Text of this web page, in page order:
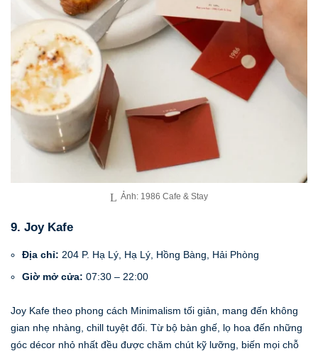
Ảnh: 1986 Cafe & Stay
9. Joy Kafe
Địa chỉ: 204 P. Hạ Lý, Hạ Lý, Hồng Bàng, Hải Phòng
Giờ mở cửa: 07:30 – 22:00
Joy Kafe theo phong cách Minimalism tối giản, mang đến không
gian nhẹ nhàng, chill tuyệt đối. Từ bộ bàn ghế, lọ hoa đến những
góc décor nhỏ nhất đều được chăm chút kỹ lưỡng, biến mọi chỗ